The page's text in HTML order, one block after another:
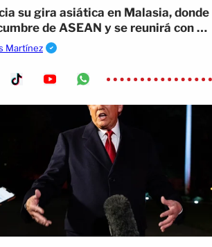
su gira asiática en Malasia, donde
de ASEAN y se reunirá con el
Ibrahim.
Martínez